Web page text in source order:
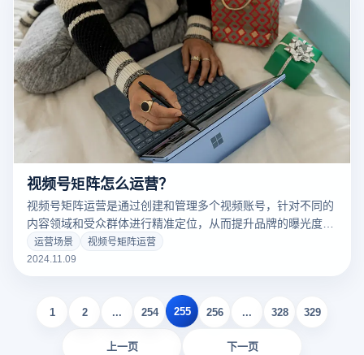
视频号矩阵怎么运营？
视频号矩阵运营是通过创建和管理多个视频账号，针对不同的
内容领域和受众群体进行精准定位，从而提升品牌的曝光度和
市场影响力。随着短视频平台的迅速发展，视频矩阵已经成为
越来越多企业和个人品牌占领市场、增强用户粘性及提升转化
盖面，还能通过丰富多样的内容吸引不同类型的观众，达到多
渠道、立体化的营销效果。
运营场景
视频号矩阵运营
2024.11.09
上一页
1 2 ... 254 255 256 ... 328 329
下一页